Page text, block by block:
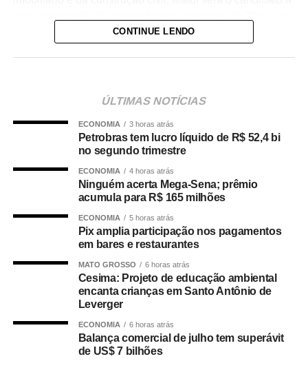
integrou como suplente a chapa do senador Jayme
candidato do Novo ao Governo do Estado, mas retirou
partido e o PL.
A composição da chapa majoritária reúne ainda a
deputada estadual Janaina Riva (MDB) e o deputado
federal José Medeiros (PL), que disputarão as vagas ao
direção nacional do Partido Liberal, presidida por
Valdemar Costa Neto.
O presidente estadual do PL, Ananias Filho, confirmou
que a legenda aprovou a indicação de Marcelo Maluf
para a vaga de vice-governador.
Chapas proporcionais
CONTINUE LENDO
ÚLTIMAS NOTÍCIAS
ECONOMIA 3 horas atrás
Petrobras tem lucro líquido de R$ 52,4 bi
no segundo trimestre
ECONOMIA 4 horas atrás
Ninguém acerta Mega-Sena; prêmio
acumula para R$ 165 milhões
ECONOMIA 5 horas atrás
Pix amplia participação nos pagamentos
em bares e restaurantes
MATO GROSSO 6 horas atrás
Cesima: Projeto de educação ambiental
encanta crianças em Santo Antônio de
Leverger
ECONOMIA 6 horas atrás
Balança comercial de julho tem superávit
de US$ 7 bilhões